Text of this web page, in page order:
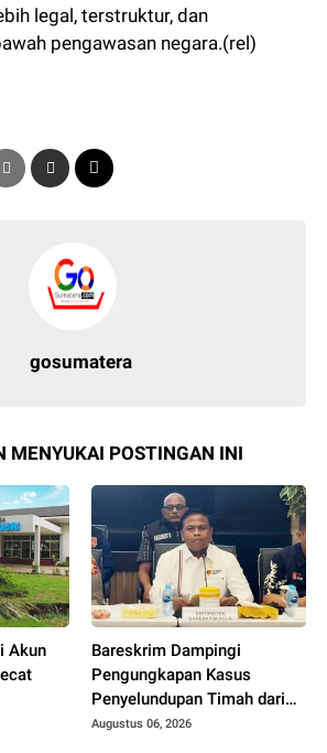
legal, terstruktur, dan
pengawasan negara.(rel)
gosumatera
MENYUKAI POSTINGAN INI
Akun
Bareskrim Dampingi
Pengungkapan Kasus
Penyelundupan Timah dari
Babel ke Malaysia
Augustus 06, 2026